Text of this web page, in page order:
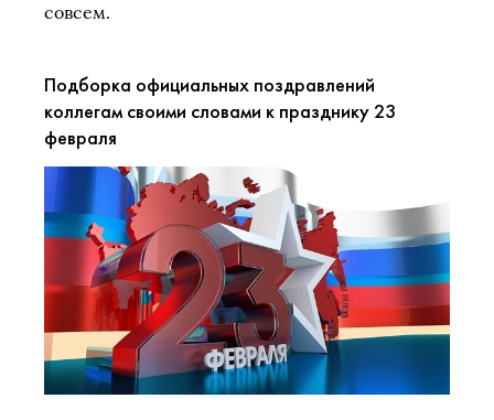
совсем.
Подборка официальных поздравлений
коллегам своими словами к празднику 23
февраля